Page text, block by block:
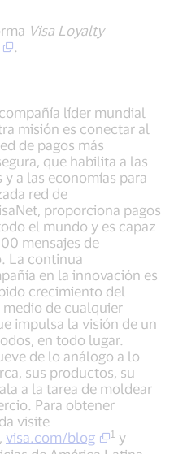
Visa Loyalty
.
líder mundial
misión es conectar al
de pagos más
que habilita a las
y a las economías para
red de
proporciona pagos
el mundo y es capaz
mensajes de
La continua
en la innovación es
crecimiento del
de cualquier
impulsa la visión de un
en todo lugar.
de lo análogo a lo
sus productos, su
a la tarea de moldear
Para obtener
visite
, visa.com/blog 1 y